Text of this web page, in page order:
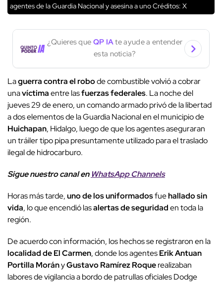
agentes de la Guardia Nacional y asesina a unoCréditos: X
¿Quieres que QP IAte ayude a entender
esta noticia?
Laguerra contra el robode combustible volvió a cobrar
unavíctimaentre lasfuerzas federales. La noche del
jueves 29 de enero, un comando armado privó de la libertad
a dos elementos de la Guardia Nacional en el municipio de
Huichapan, Hidalgo, luego de que los agentes aseguraran
un tráiler tipo pipa presuntamente utilizado para el traslado
ilegal de hidrocarburo.
Sigue nuestro canal en WhatsApp Channels
Horas más tarde,uno de los uniformadosfuehallado sin
vida, lo que encendió lasalertas de seguridaden toda la
región.
De acuerdo con información, los hechos se registraron en la
localidad de El Carmen, donde los agentesErik Antuan
Portilla MorányGustavo Ramírez Roquerealizaban
labores de vigilancia a bordo de patrullas oficiales Dodge